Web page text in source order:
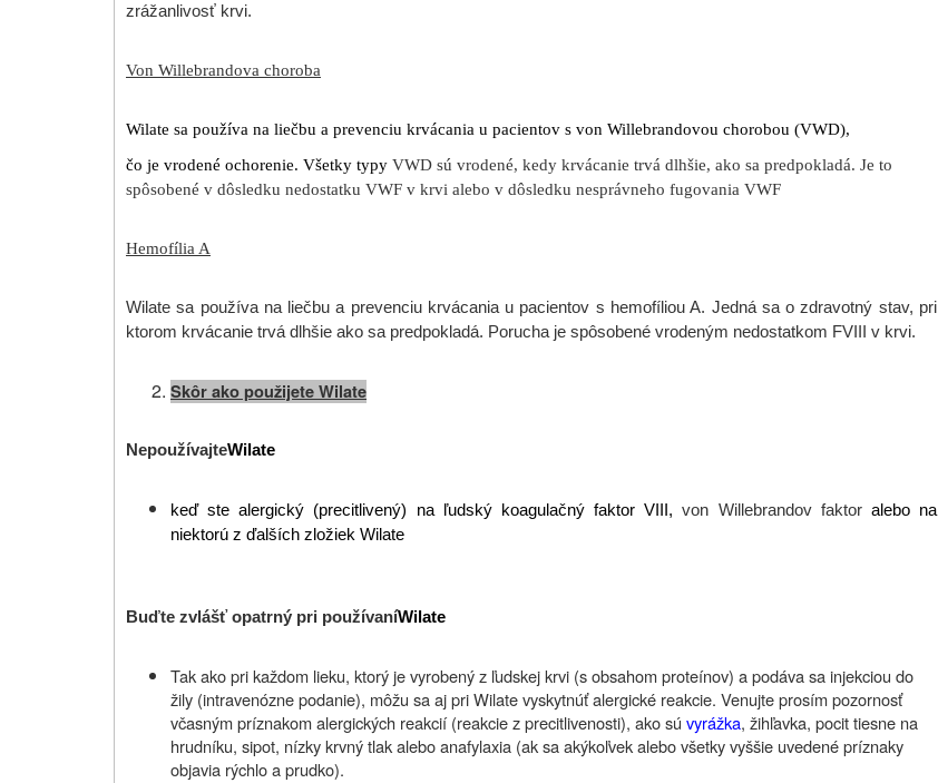
zrážanlivosť krvi.
Von Willebrandova choroba
Wilate sa používa na liečbu a prevenciu krvácania u pacientov s von Willebrandovou chorobou (VWD),
čo je vrodené ochorenie. Všetky typy VWD sú vrodené, kedy krvácanie trvá dlhšie, ako sa predpokladá. Je to
spôsobené v dôsledku nedostatku VWF v krvi alebo v dôsledku nesprávneho fugovania VWF
Hemofília A
Wilate sa používa na liečbu a prevenciu krvácania u pacientov s hemofíliou A. Jedná sa o zdravotný stav, pri
ktorom krvácanie trvá dlhšie ako sa predpokladá. Porucha je spôsobené vrodeným nedostatkom FVIII v krvi.
Skôr ako použijete Wilate
NepoužívajteWilate
keď ste alergický (precitlivený) na ľudský koagulačný faktor VIII, von Willebrandov faktor alebo na
niektorú z ďalších zložiek Wilate
Buďte zvlášť opatrný pri používaníWilate
Tak ako pri každom lieku, ktorý je vyrobený z ľudskej krvi (s obsahom proteínov) a podáva sa injekciou do
žily (intravenózne podanie), môžu sa aj pri Wilate vyskytnúť alergické reakcie. Venujte prosím pozornosť
včasným príznakom alergických reakcií (reakcie z precitlivenosti), ako sú vyrážka, žihľavka, pocit tiesne na
hrudníku, sipot, nízky krvný tlak alebo anafylaxia (ak sa akýkoľvek alebo všetky vyššie uvedené príznaky
objavia rýchlo a prudko).